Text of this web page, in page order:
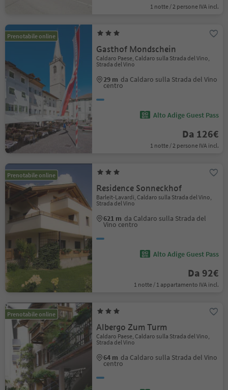
1 notte / 2 persone IVA incl.
Prenotabile online
Gasthof Mondschein
Caldaro Paese, Caldaro sulla Strada del Vino,
Strada del Vino
29 m da Caldaro sulla Strada del Vino
centro
Alto Adige Guest Pass
Da 126€
1 notte / 2 persone IVA incl.
Prenotabile online
Residence Sonneckhof
Barleit-Lavardi, Caldaro sulla Strada del Vino,
Strada del Vino
621 m da Caldaro sulla Strada del
Vino centro
Alto Adige Guest Pass
Da 92€
1 notte / 1 appartamento IVA incl.
Prenotabile online
Albergo Zum Turm
Caldaro Paese, Caldaro sulla Strada del Vino,
Strada del Vino
64 m da Caldaro sulla Strada del Vino
centro